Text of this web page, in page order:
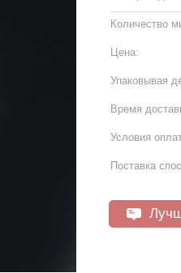
Количество
Цена:
Упаковывая
Время
Условия
Поставка